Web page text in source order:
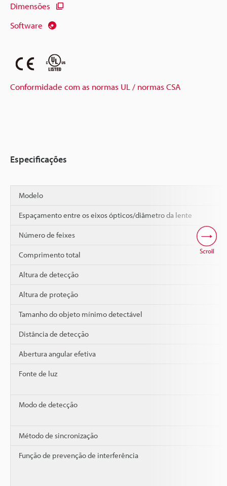
Dimensões
Software
Conformidade com as normas UL / normas CSA
Especificações
Modelo
Espaçamento entre os eixos ópticos/diâmetro da lente
Número de feixes
Comprimento total
Altura de detecção
Altura de proteção
Tamanho do objeto mínimo detectável
Distância de detecção
Abertura angular efetiva
Fonte de luz
Modo de detecção
Método de sincronização
Função de prevenção de interferência
Scroll